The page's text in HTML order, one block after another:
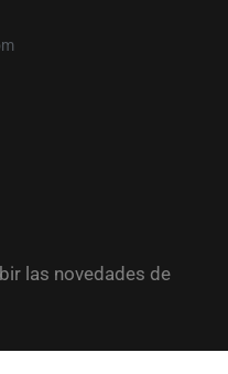
las novedades de